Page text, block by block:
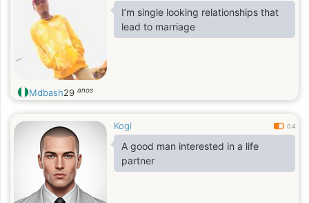
I’m single looking relationships that
lead to marriage
Mdbash29 anos
Kogi 0.4
A good man interested in a life
partner